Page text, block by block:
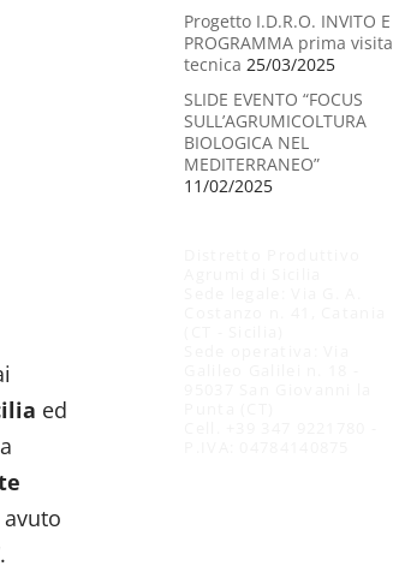
ed
Progetto I.D.R.O. INVITO E
PROGRAMMA prima visita
tecnica 25/03/2025
SLIDE EVENTO “FOCUS
SULL’AGRUMICOLTURA
BIOLOGICA NEL
MEDITERRANEO”
11/02/2025